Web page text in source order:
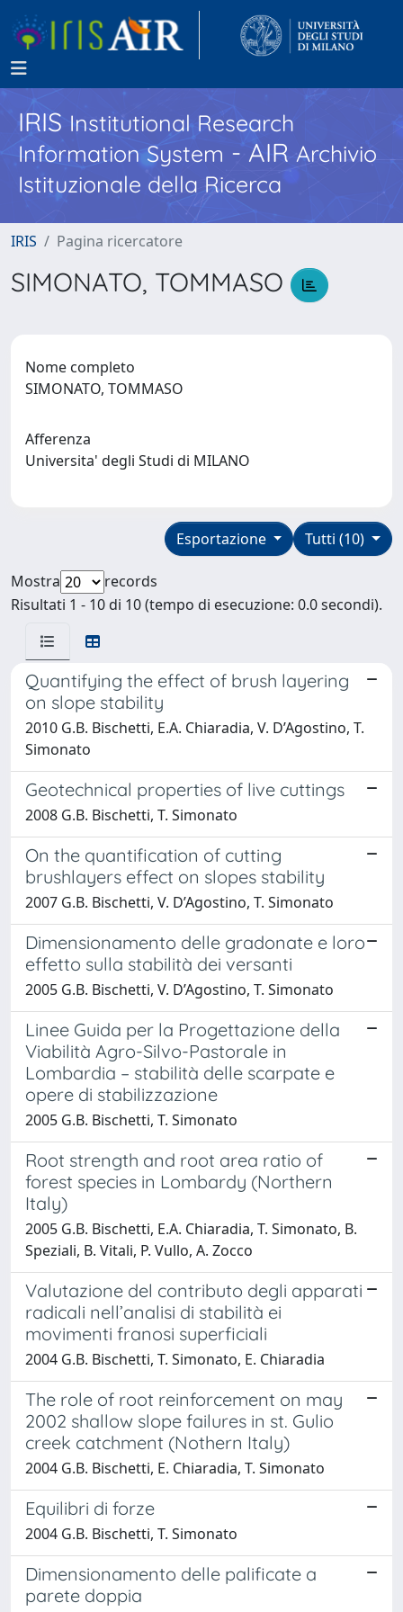
IRISInstitutional Research
Information System - AIR Archivio
Istituzionale della Ricerca
IRIS Pagina ricercatore
SIMONATO, TOMMASO
Nome completo
SIMONATO, TOMMASO
Afferenza
Universita' degli Studi di MILANO
Tutti (10)
Esportazione
Mostra
records
Risultati 1 - 10 di 10 (tempo di esecuzione: 0.0 secondi).
Quantifying the effect of brush layering
on slope stability
2010 G.B. Bischetti, E.A. Chiaradia, V. D’Agostino, T.
Simonato
Geotechnical properties of live cuttings
2008 G.B. Bischetti, T. Simonato
On the quantification of cutting
brushlayers effect on slopes stability
2007 G.B. Bischetti, V. D’Agostino, T. Simonato
Dimensionamento delle gradonate e loro
effetto sulla stabilità dei versanti
2005 G.B. Bischetti, V. D’Agostino, T. Simonato
Linee Guida per la Progettazione della
Viabilità Agro-Silvo-Pastorale in
Lombardia – stabilità delle scarpate e
opere di stabilizzazione
2005 G.B. Bischetti, T. Simonato
Root strength and root area ratio of
forest species in Lombardy (Northern
Italy)
2005 G.B. Bischetti, E.A. Chiaradia, T. Simonato, B.
Speziali, B. Vitali, P. Vullo, A. Zocco
Valutazione del contributo degli apparati
radicali nell’analisi di stabilità ei
movimenti franosi superficiali
2004 G.B. Bischetti, T. Simonato, E. Chiaradia
The role of root reinforcement on may
2002 shallow slope failures in st. Gulio
creek catchment (Nothern Italy)
2004 G.B. Bischetti, E. Chiaradia, T. Simonato
Equilibri di forze
2004 G.B. Bischetti, T. Simonato
Dimensionamento delle palificate a
parete doppia